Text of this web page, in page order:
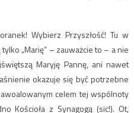
Wybierz Przyszłość! Tu w
„Marię” – zauważcie to – a nie
Maryję Pannę, ani nawet
okazuje się być potrzebne
celem tej wspólnoty
Kościoła z Synagogą (sic!). Ot,